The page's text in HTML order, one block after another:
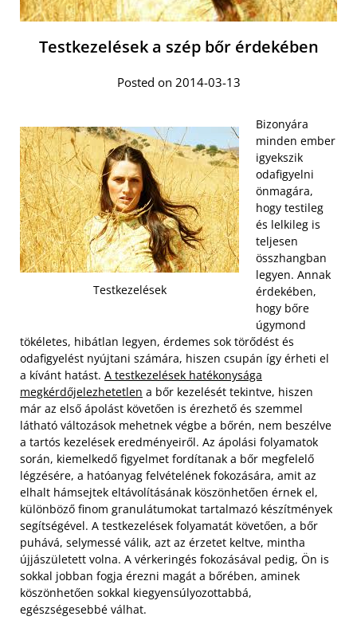
Testkezelések a szép bőr érdekében
Posted on 2014-03-13
Testkezelések
Bizonyára
minden ember
igyekszik
odafigyelni
önmagára,
hogy testileg
és lelkileg is
teljesen
összhangban
legyen. Annak
érdekében,
hogy bőre
úgymond
tökéletes, hibátlan legyen, érdemes sok törődést és
odafigyelést nyújtani számára, hiszen csupán így érheti el
a kívánt hatást. A testkezelések hatékonysága
megkérdőjelezhetetlen a bőr kezelését tekintve, hiszen
már az első ápolást követően is érezhető és szemmel
látható változások mehetnek végbe a bőrén, nem beszélve
a tartós kezelések eredményeiről. Az ápolási folyamatok
során, kiemelkedő figyelmet fordítanak a bőr megfelelő
légzésére, a hatóanyag felvételének fokozására, amit az
elhalt hámsejtek eltávolításának köszönhetően érnek el,
különböző finom granulátumokat tartalmazó készítmények
segítségével. A testkezelések folyamatát követően, a bőr
puhává, selymessé válik, azt az érzetet keltve, mintha
újjászületett volna. A vérkeringés fokozásával pedig, Ön is
sokkal jobban fogja érezni magát a bőrében, aminek
köszönhetően sokkal kiegyensúlyozottabbá,
egészségesebbé válhat.